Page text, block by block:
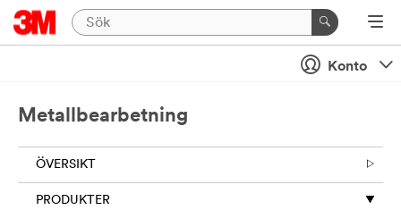
Konto
Metallbearbetning
ÖVERSIKT
PRODUKTER